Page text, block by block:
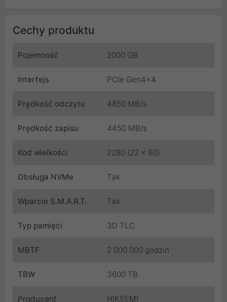
Cechy produktu
Pojemność 2000 GB
Interfejs PCIe Gen4x4
Prędkość odczytu 4850 MB/s
Prędkość zapisu 4450 MB/s
Kod wielkości 2280 (22 x 80)
Obsługa NVMe Tak
Wparcie S.M.A.R.T. Tak
Typ pamięci 3D TLC
MBTF 2 000 000 godzin
TBW 3600 TB
Producent HIKSEMI